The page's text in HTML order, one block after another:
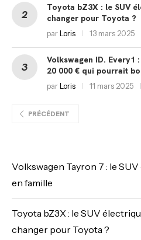
Toyota bZ3X : le SUV
changer pour Toyota ?
parLoris 13 mars 2025
Volkswagen ID. Every1
20 000 € qui pourrait
parLoris 11 mars 2025
PRÉCÉDENT
Volkswagen Tayron 7 : le
en famille
Toyota bZ3X : le SUV
changer pour Toyota ?